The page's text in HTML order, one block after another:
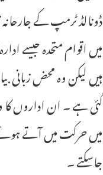
ڈونالڈ ٹرمپ کے
میں اقوام متحدہ جیسے
ہیں لیکن وہ محض زبانی
گئی ہے ۔ ان اداروں کا
میں حرکت میں آتے ہوئے
جاسکتے ۔